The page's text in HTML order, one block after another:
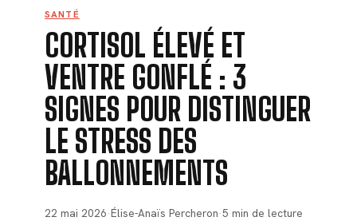
BEAUTÉ
MODE
SANTÉ
BIEN-ÊTRE
DÉV. PERSO
SANTÉ
CORTISOL ÉLEVÉ ET
VENTRE GONFLÉ : 3
SIGNES POUR DISTINGUER
LE STRESS DES
BALLONNEMENTS
22 mai 2026·Élise-Anaïs Percheron·5 min de lecture